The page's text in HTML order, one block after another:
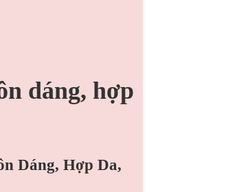
dáng, hợp
Dáng, Hợp Da,